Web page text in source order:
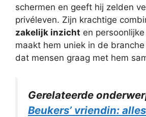
schermen en geeft hij zelden
privéleven. Zijn krachtige
zakelijk inzicht en
maakt hem uniek in de
dat mensen graag met hem
Gerelateerde
Beukers’ vriendin: